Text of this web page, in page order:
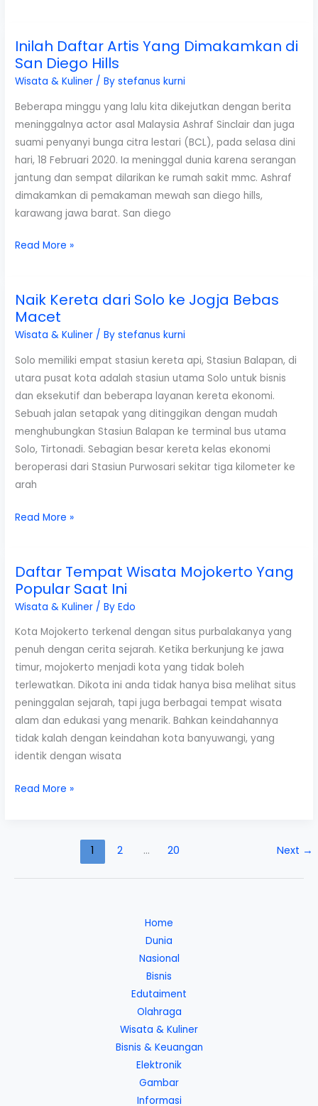
Diego
Hills,
Pemakaman
Indonesia
Inilah Daftar Artis Yang Dimakamkan di
San Diego Hills
Wisata & Kuliner / Bystefanus kurni
Beberapa minggu yang lalu kita dikejutkan dengan berita
meninggalnya actor asal Malaysia Ashraf Sinclair dan juga
suami penyanyi bunga citra lestari (BCL), pada selasa dini
hari, 18 Februari 2020. Ia meninggal dunia karena serangan
jantung dan sempat dilarikan ke rumah sakit mmc. Ashraf
dimakamkan di pemakaman mewah san diego hills,
karawang jawa barat. San diego
Inilah
Yang
Dimakamkan
di
Read More »
Naik Kereta dari Solo ke Jogja Bebas
Macet
Wisata & Kuliner / Bystefanus kurni
Solo memiliki empat stasiun kereta api, Stasiun Balapan, di
utara pusat kota adalah stasiun utama Solo untuk bisnis
dan eksekutif dan beberapa layanan kereta ekonomi.
Sebuah jalan setapak yang ditinggikan dengan mudah
menghubungkan Stasiun Balapan ke terminal bus utama
Solo, Tirtonadi. Sebagian besar kereta kelas ekonomi
beroperasi dari Stasiun Purwosari sekitar tiga kilometer ke
arah
Naik
Solo
ke
Jogja
Read More »
Daftar Tempat Wisata Mojokerto Yang
Popular Saat Ini
Wisata & Kuliner / ByEdo
Kota Mojokerto terkenal dengan situs purbalakanya yang
penuh dengan cerita sejarah. Ketika berkunjung ke jawa
timur, mojokerto menjadi kota yang tidak boleh
terlewatkan. Dikota ini anda tidak hanya bisa melihat situs
peninggalan sejarah, tapi juga berbagai tempat wisata
alam dan edukasi yang menarik. Bahkan keindahannya
tidak kalah dengan keindahan kota banyuwangi, yang
identik dengan wisata
Daftar
Popular
Read More »
1 2 … 20 Next →
Home
Dunia
Nasional
Bisnis
Edutaiment
Olahraga
Wisata & Kuliner
Bisnis & Keuangan
Elektronik
Gambar
Informasi